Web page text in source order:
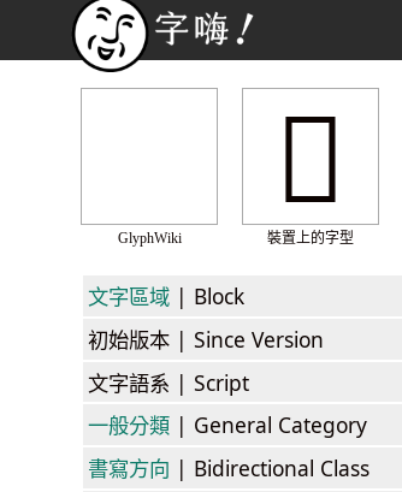
GlyphWiki
𬤪
裝置上的字型
文字區域 | Block
初始版本 | Since Version
文字語系 | Script
一般分類 | General Category
書寫方向 | Bidirectional Class